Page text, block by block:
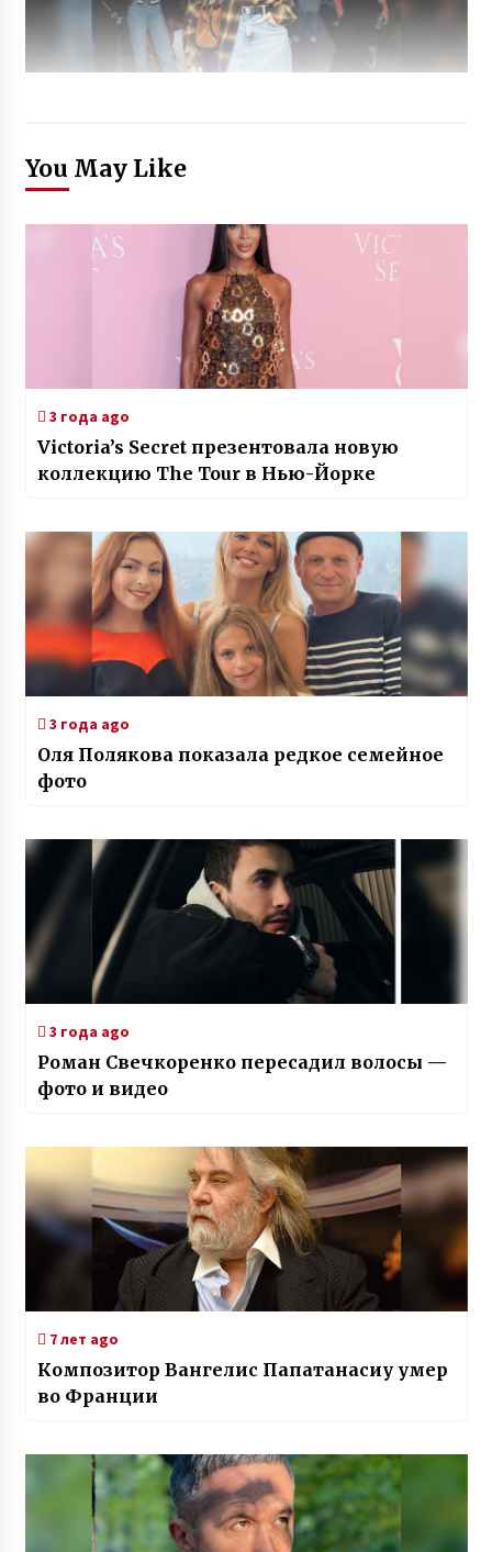
You May Like
3 года ago
Victoria’s Secret презентовала новую
коллекцию The Tour в Нью-Йорке
3 года ago
Оля Полякова показала редкое семейное
фото
3 года ago
Роман Свечкоренко пересадил волосы —
фото и видео
7 лет ago
Композитор Вангелис Папатанасиу умер
во Франции